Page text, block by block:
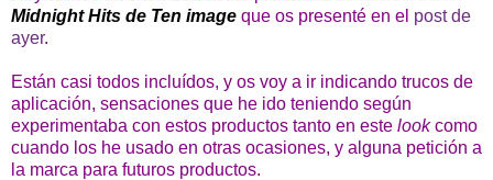
Midnight Hits de Ten image que os presenté en el post de
ayer.
Están casi todos incluídos, y os voy a ir indicando trucos de
aplicación, sensaciones que he ido teniendo según
experimentaba con estos productos tanto en este lookcomo
cuando los he usado en otras ocasiones, y alguna petición a
la marca para futuros productos.